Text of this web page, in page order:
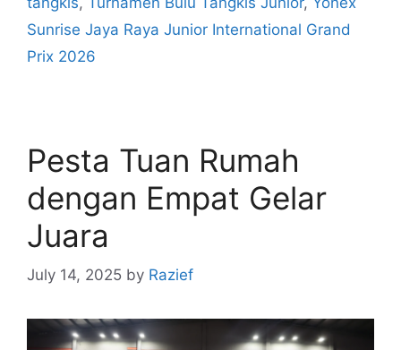
Sunrise Jaya Raya Junior International Grand
Prix 2026
Pesta Tuan Rumah
dengan Empat Gelar
Juara
July 14, 2025 by Razief